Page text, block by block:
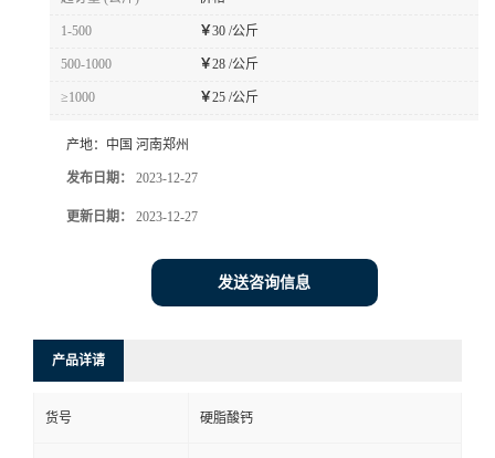
1-500 ￥30 /公斤
500-1000 ￥28 /公斤
≥1000 ￥25 /公斤
产地： 中国 河南郑州
发布日期： 2023-12-27
更新日期： 2023-12-27
发送咨询信息
产品详请
货号 硬脂酸钙